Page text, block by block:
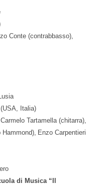
Conte (contrabbasso),
(USA, Italia)
Carmelo Tartamella (chitarra),
Enzo Carpentieri
di Musica “Il